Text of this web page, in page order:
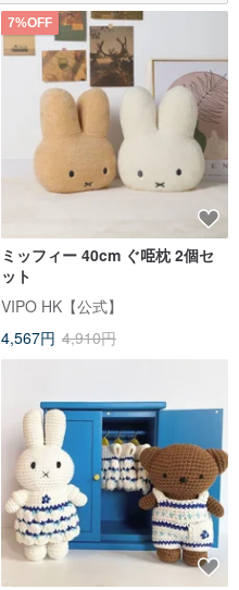
7%OFF
ミッフィー 40cm ぐ𠱸枕 2個セ
ット
VIPO HK【公式】
4,567円 4,910円